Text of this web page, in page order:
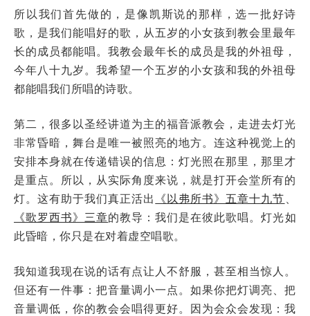
所以我们首先做的，是像凯斯说的那样，选一批好诗
歌，是我们能唱好的歌，从五岁的小女孩到教会里最年
长的成员都能唱。我教会最年长的成员是我的外祖母，
今年八十九岁。我希望一个五岁的小女孩和我的外祖母
都能唱我们所唱的诗歌。
第二，很多以圣经讲道为主的福音派教会，走进去灯光
非常昏暗，舞台是唯一被照亮的地方。连这种视觉上的
安排本身就在传递错误的信息：灯光照在那里，那里才
是重点。所以，从实际角度来说，就是打开会堂所有的
灯。这有助于我们真正活出 《以弗所书》五章十九节
《歌罗西书》三章的教导：我们是在彼此歌唱。灯光如
此昏暗，你只是在对着虚空唱歌。
我知道我现在说的话有点让人不舒服，甚至相当惊人。
但还有一件事：把音量调小一点。如果你把灯调亮、把
音量调低，你的教会会唱得更好。因为会众会发现：我